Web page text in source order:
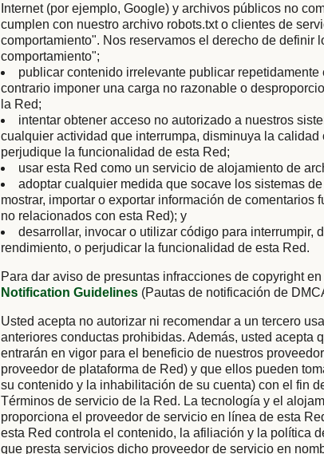
Internet (por ejemplo, Google) y archivos públicos no
cumplen con nuestro archivo robots.txt o clientes de
comportamiento". Nos reservamos el derecho de definir
comportamiento";
publicar contenido irrelevante publicar
contrario imponer una carga no razonable o
la Red;
intentar obtener acceso no autorizado a nuestros
cualquier actividad que interrumpa, disminuya la
perjudique la funcionalidad de esta Red;
usar esta Red como un servicio de alojamiento de
adoptar cualquier medida que socave los sistemas
mostrar, importar o exportar información de comentarios
no relacionados con esta Red); y
desarrollar, invocar o utilizar código para interrumpir,
rendimiento, o perjudicar la funcionalidad de esta Red.
Para dar aviso de presuntas infracciones de copyright
Notification Guidelines (Pautas de notificación de
Usted acepta no autorizar ni recomendar a un tercero
anteriores conductas prohibidas. Además, usted acepta
entrarán en vigor para el beneficio de nuestros
proveedor de plataforma de Red) y que ellos pueden
su contenido y la inhabilitación de su cuenta) con el fin
Términos de servicio de la Red. La tecnología y el
proporciona el proveedor de servicio en línea de esta
esta Red controla el contenido, la afiliación y la política
que presta servicios dicho proveedor de servicio en